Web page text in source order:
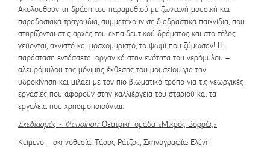
Ακολουθούν τη δράση του παραμυθιού με ζωντανή μουσική και
παραδοσιακά τραγούδια, συμμετέχουν σε διαδραστικά παιχνίδια, που
στηρίζονται στις αρχές του εκπαιδευτικού δράματος και στο τέλος
γεύονται, αχνιστό και μοσχομυριστό, το ψωμί που ζύμωσαν! Η
παράσταση εντάσσεται οργανικά στην ενότητα του νερόμυλου –
αλευρόμυλου της μόνιμης έκθεσης του μουσείου για την
υδροκίνηση και μιλάει με τον πιο βιωματικό τρόπο για τις γεωργικές
εργασίες που αφορούν στην καλλιέργεια του σταριού και τα
εργαλεία που χρησιμοποιούνται.
Σχεδιασμός - Υλοποίηση:Θεατρική ομάδα «Μικρός Βορράς»
Κείμενο – σκηνοθεσία: Τάσος Ράτζος, Σκηνογραφία: Ελένη